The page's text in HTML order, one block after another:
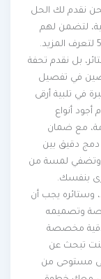
نقدم لك الحل
لتضمن لهم
وفاخرة. تواصل معنا على 55165818 لتعرف المزيد.
بل نقدم تحفة
في تفصيل
تلبية أرقى
أنواع
مع ضمان
دقيق بين
لمسة من
على 55165818 لترى بنفسك.
يجب أن
وتصميمه
مخصصة
تبحث عن
من